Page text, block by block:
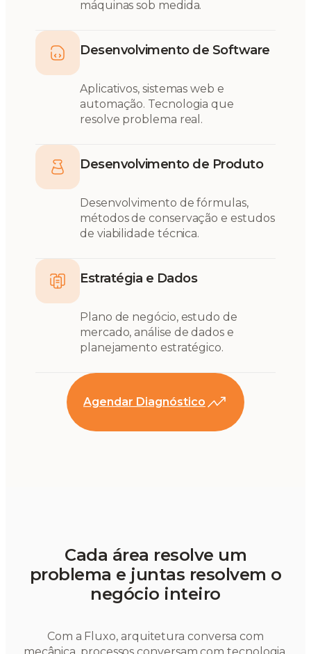
máquinas sob medida.
Desenvolvimento de Software
Aplicativos, sistemas web e
automação. Tecnologia que
resolve problema real.
Desenvolvimento de Produto
Desenvolvimento de fórmulas,
métodos de conservação e estudos
de viabilidade técnica.
Estratégia e Dados
Plano de negócio, estudo de
mercado, análise de dados e
planejamento estratégico.
Agendar Diagnóstico
Cada área resolve um
problema e juntas resolvem o
negócio inteiro
Com a Fluxo, arquitetura conversa com